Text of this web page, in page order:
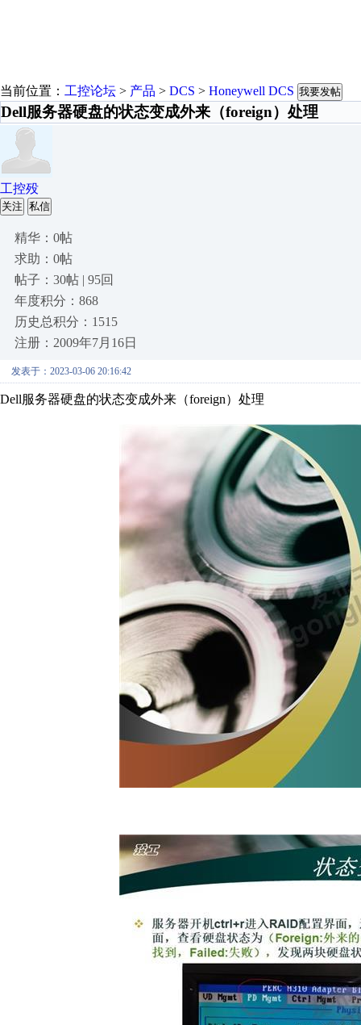
当前位置： 工控论坛 > 产品 > DCS > Honeywell DCS 我要发帖
Dell服务器硬盘的状态变成外来（foreign）处理
工控殁
关注 私信
精华：0帖
求助：0帖
帖子：30帖 | 95回
年度积分：868
历史总积分：1515
注册：2009年7月16日
发表于：2023-03-06 20:16:42
Dell服务器硬盘的状态变成外来（foreign）处理